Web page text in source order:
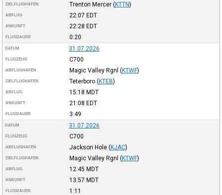
ZIELFLUGHAFEN Trenton Mercer (KTTN)
ABFLUG 22:07 EDT
ANKUNFT 22:28 EDT
FLUGDAUER 0:20
DATUM 31.07.2026
FLUGZEUG C700
ABFLUGHAFEN Magic Valley Rgnl (KTWF)
ZIELFLUGHAFEN Teterboro (KTEB)
ABFLUG 15:18 MDT
ANKUNFT 21:08 EDT
FLUGDAUER 3:49
DATUM 31.07.2026
FLUGZEUG C700
ABFLUGHAFEN Jackson Hole (KJAC)
ZIELFLUGHAFEN Magic Valley Rgnl (KTWF)
ABFLUG 12:45 MDT
ANKUNFT 13:57 MDT
FLUGDAUER 1:11